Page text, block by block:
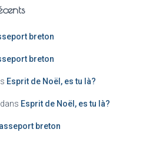
breton
breton
Esprit de Noël, es tu là?
dans Esprit de Noël, es tu là?
breton